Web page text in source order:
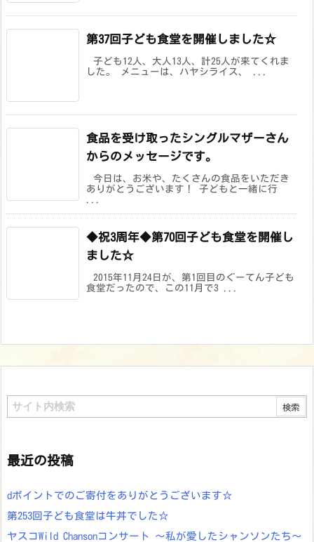
第37回子ども食堂を開催しました☆
子ども12人、大人13人、計25人が来てくれま
した。 メニューは、ハヤシライス、 ...
食品を受け取ったシングルマザーさん
からのメッセージです。
今日は、お米や、たくさんの食品をいただき
ありがとうございます！ 子どもと一緒に行
◆祝3周年◆第70回子ども食堂を開催し
ました☆
2015年11月24日が、第1回目のぐーてん子ども
食堂だったので、この11月で3 ...
最近の投稿
dポイントでのご寄付をありがとうございます☆
第253回子ども食堂は牛丼でした☆
ヤスコWild Chansonコンサート ～私が愛したシャンソンたち～